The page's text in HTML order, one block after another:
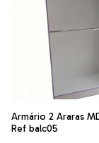
Armário 2 Araras
Ref balc05